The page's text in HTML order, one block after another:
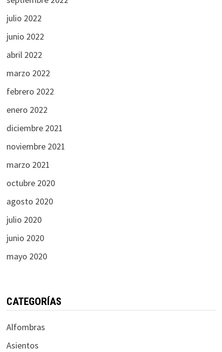
julio 2022
junio 2022
abril 2022
marzo 2022
febrero 2022
enero 2022
diciembre 2021
noviembre 2021
marzo 2021
octubre 2020
agosto 2020
julio 2020
junio 2020
mayo 2020
CATEGORÍAS
Alfombras
Asientos